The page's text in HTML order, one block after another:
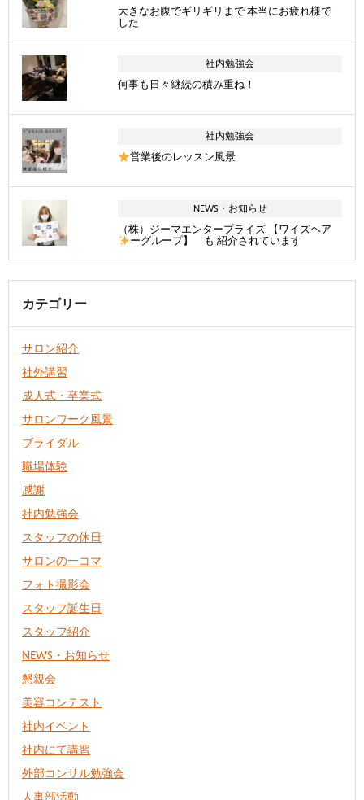
大きなお腹でギリギリまで 本当にお疲れ様で
した
社内勉強会
何事も日々継続の積み重ね！
社内勉強会
営業後のレッスン風景
NEWS・お知らせ
（株）ジーマエンタープライズ 【ワイズヘア
ーグループ】 も 紹介されています
カテゴリー
サロン紹介
社外講習
成人式・卒業式
サロンワーク風景
ブライダル
職場体験
感謝
社内勉強会
スタッフの休日
サロンの一コマ
フォト撮影会
スタッフ誕生日
スタッフ紹介
NEWS・お知らせ
懇親会
美容コンテスト
社内イベント
社内にて講習
外部コンサル勉強会
人事部活動